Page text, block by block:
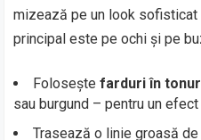
mizează pe un look
principal este pe ochi și pe
Foloseștefarduri în
sau burgund – pentru un
Trasează o linie groasă de